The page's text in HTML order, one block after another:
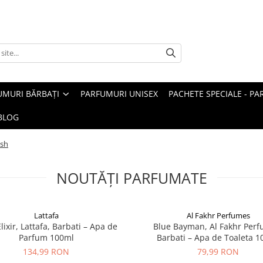
BĂRBAȚI PARFUMURI UNISEX PACHETE SPECIALE -
NOUTĂȚI PARFUMATE
Lattafa
Lattafa, Barbati – Apa de
Parfum 100ml
134,99 RON
Al Fakhr Perfumes
Blue Bayman, Al Fakhr
Barbati – Apa de Toaleta
79,99 RON